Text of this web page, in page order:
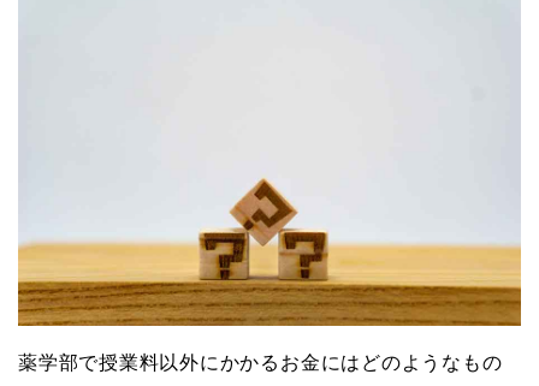
薬学部で授業料以外にかかるお金にはどのようなもの